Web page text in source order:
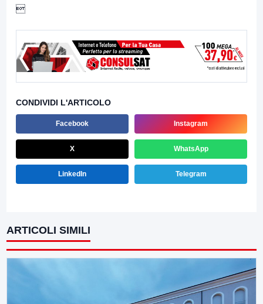

CONDIVIDI L'ARTICOLO
Facebook Instagram
X WhatsApp
LinkedIn Telegram
ARTICOLI SIMILI